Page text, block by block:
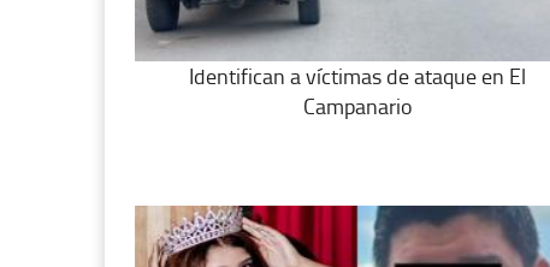
Identifican a víctimas de ataque en El
Campanario